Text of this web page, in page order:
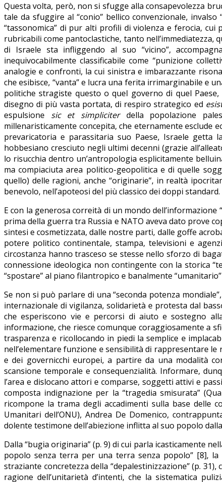
Questa volta, però, non si sfugge alla consapevolezza
tale da sfuggire al “conio” bellico convenzionale,
“tassonomica” di pur alti profili di violenza e ferocia,
rubricabili come pantoclastiche, tanto
di Israele sta infliggendo al suo “vicino”,
inequivocabilmente classificabile come “punizione
analogie e confronti, la cui sinistra e imbarazzante
che esibisce, “vanta” e lucra una ferita irrimarginabile e
politiche stragiste questo o quel governo di quel
disegno di più vasta portata, di respiro strategico ed
espulsione sic et simpliciter della popolazione
millenaristicamente concepita, che eternamente esclude
prevaricatoria e parassitaria suo Paese, Israele getta
hobbesiano cresciuto negli ultimi decenni (grazie
lo risucchia dentro un’antropologia esplicitamente
ma compiaciuta area politico-geopolitica e di quelle
quello) delle ragioni, anche “originarie”, in realtà
benevolo, nell’apoteosi del più classico dei doppi standard.
E con la generosa correità di un mondo
prima della guerra tra Russia e NATO aveva dato prove
sintesi e cosmetizzata, dalle nostre parti, dalle goffe
potere politico continentale, stampa, televisioni e
circostanza hanno trasceso se stesse nello sforzo di
connessione ideologica non contingente con la storica
“spostare” al piano filantropico e banalmente
Se non si può parlare di una “seconda potenza
internazionale di vigilanza, solidarietà e protesta dal
che esperiscono vie e percorsi di aiuto e sostegno
informazione, che riesce comunque coraggiosamente a
trasparenza e ricollocando in piedi la semplice e
nell’elementare funzione e sensibilità di rappresentare
e dei governicchi europei, a partire da una modalità
scansione temporale e consequenzialità. Informare,
l’area e dislocano attori e comparse, soggetti attivi e
composta indignazione per la “tragedia smisurata”
ricompone la trama degli accadimenti sulla base delle
Umanitari dell’ONU), Andrea De Domenico,
dolente testimone dell’abiezione inflitta al suo popolo
Dalla “bugia originaria” (p. 9) di cui parla icasticamente
popolo senza terra per una terra senza popolo” [8],
straziante concretezza della “depalestinizzazione” (p.
ragione dell’unitarietà d’intenti, che la sistematica